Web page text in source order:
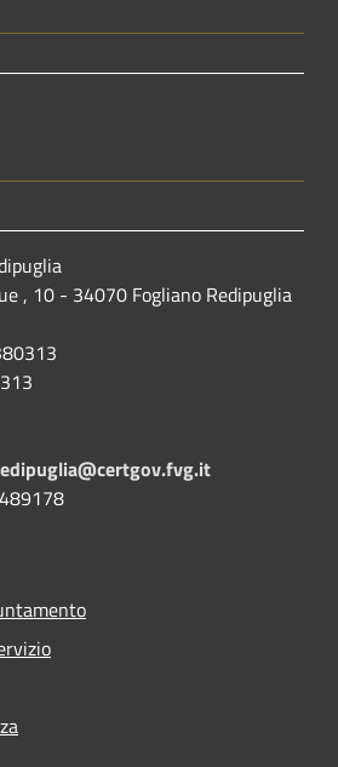
, 10 - 34070 Fogliano Redipuglia